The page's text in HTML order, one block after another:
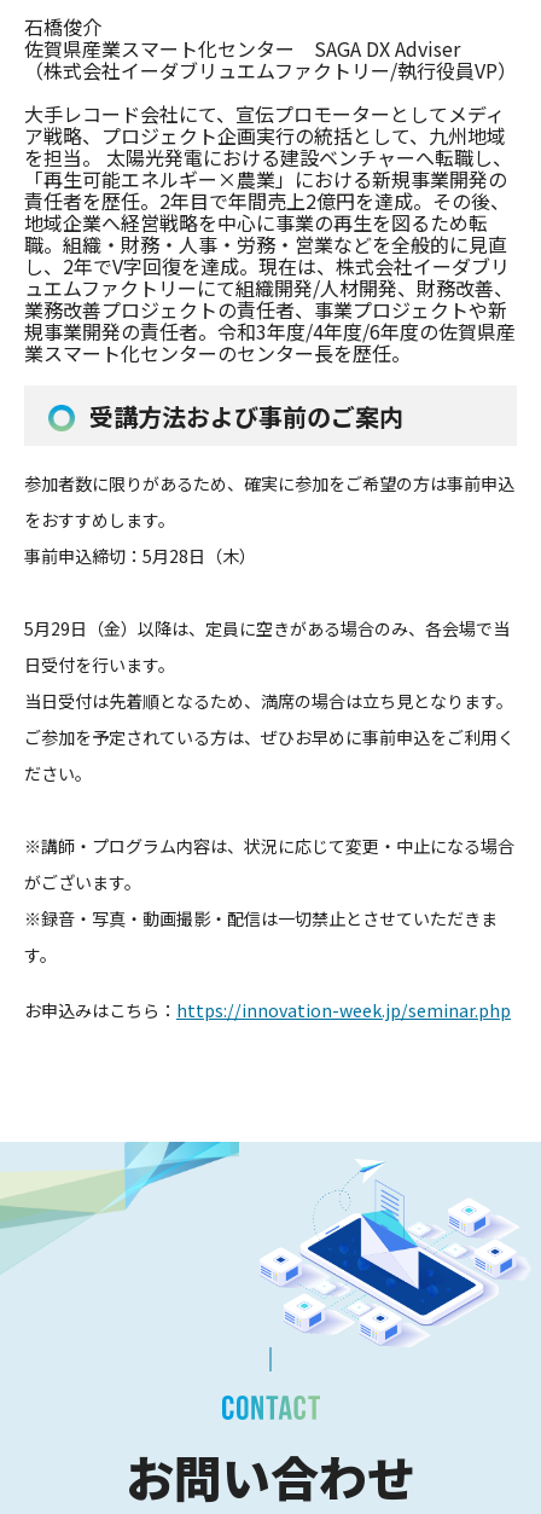
石橋俊介
佐賀県産業スマート化センター SAGA DX Adviser
（株式会社イーダブリュエムファクトリー/執行役員VP）
大手レコード会社にて、宣伝プロモーターとしてメディ
ア戦略、 プロジェクト企画実行の統括として、 九州地域
を担当。 太陽光発電における建設ベンチャーへ転職し、
「再生可能エネルギー×農業」 における新規事業開発の
責任者を歴任。2年目で年間売上2億円を達成。その後、
地域企業へ経営戦略を中心に事業の再生を図るため転
職。組織・財務・人事・労務・営業などを全般的に見直
し、 2年でV字回復を達成。現在は、株式会社イーダブリ
ュエムファクトリーにて組織開発/人材開発、財務改善、
業務改善プロジェクトの責任者、事業プロジェクトや新
規事業開発の責任者。令和3年度/4年度/6年度の佐賀県産
業スマート化センターのセンター長を歴任。
受講方法および事前のご案内
参加者数に限りがあるため、確実に参加をご希望の方は事前申込
をおすすめします。
事前申込締切：5月28日（木）
5月29日（金）以降は、定員に空きがある場合のみ、各会場で当
日受付を行います。
当日受付は先着順となるため、満席の場合は立ち見となります。
ご参加を予定されている方は、ぜひお早めに事前申込をご利用く
ださい。
※講師・プログラム内容は、状況に応じて変更・中止になる場合
がございます。
※録音・写真・動画撮影・配信は一切禁止とさせていただきま
す。
お申込みはこちら： https://innovation-week.jp/seminar.php
お問い合わせ